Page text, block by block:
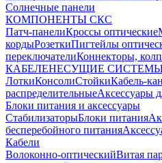
Солнечные панели
КОМПОНЕНТЫ СКС
Патч-панелиКроссы оптические
кордыРозеткиПигтейлы
переключателиКоннекторы,
КАБЕЛЕНЕСУЩИЕ
ЛоткиКонсолиСтойкиКабель-
распределительныеАксессуары
Блоки питания и аксессуары
СтабилизаторыБлоки питания
бесперебойного питания
Кабели
Волоконно-оптическийВитая